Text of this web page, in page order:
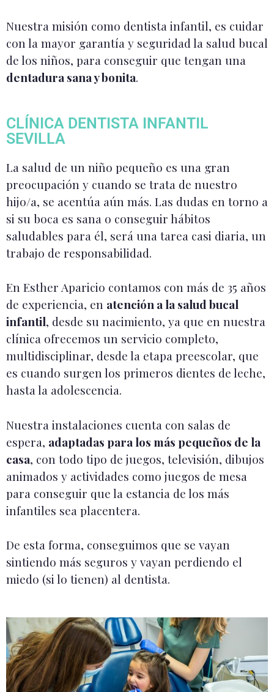
Nuestra misión como dentista infantil, es cuidar
con la mayor garantía y seguridad la salud bucal
de los niños, para conseguir que tengan una
dentadura sana y bonita.
CLÍNICA DENTISTA INFANTIL
SEVILLA
La salud de un niño pequeño es una gran
preocupación y cuando se trata de nuestro
hijo/a, se acentúa aún más. Las dudas en torno a
si su boca es sana o conseguir hábitos
saludables para él, será una tarea casi diaria, un
trabajo de responsabilidad.
En Esther Aparicio contamos con más de 35 años
de experiencia, en atención a la salud bucal
infantil, desde su nacimiento, ya que en nuestra
clínica ofrecemos un servicio completo,
multidisciplinar, desde la etapa preescolar, que
es cuando surgen los primeros dientes de leche,
hasta la adolescencia.
Nuestra instalaciones cuenta con salas de
espera, adaptadas para los más pequeños de la
casa, con todo tipo de juegos, televisión, dibujos
animados y actividades como juegos de mesa
para conseguir que la estancia de los más
infantiles sea placentera.
De esta forma, conseguimos que se vayan
sintiendo más seguros y vayan perdiendo el
miedo (si lo tienen) al dentista.